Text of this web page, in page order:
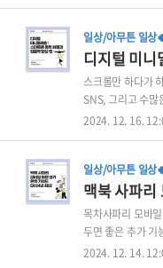
일상/아무튼 일상
스크롤만 하다가
SNS, 그리고 수
우리는 오히려 정
성2. 스마트폰 중
술 활용의 조화로
는 방법5. 요약6.
의와 필요성 디지
가치 있는 활동에
구일 뿐, 삶의 중심
2024. 12. 16.
일상/아무튼 일상
목차사파리 모바
두면 좋은 추가 기
용하는 사람들 중
2024. 12. 14.